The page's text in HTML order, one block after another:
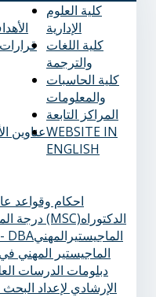
عناوين
كلية العلوم
الإدارية
احكام وقواعد
درجة الماجيستير الأكاديمي (MSC)الدكتوراه
المهنية في إدارة الأعمال - DBAالماجيستيرالمهني
الماجيستير المهني في
دبلومات الدرسات
الإرشادي لإعداد البحث
كلية اللغات
والترجمة
كلية الحاسبات
والمعلومات
المراكز التابعة
WEBSITE IN
ENGLISH